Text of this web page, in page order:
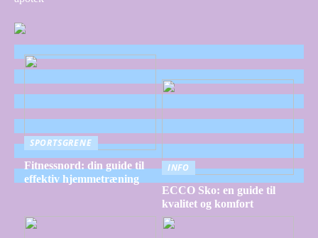
SPORTSGRENE
Fitnessnord: din guide til
effektiv hjemmetræning
INFO
ECCO Sko: en guide til
kvalitet og komfort